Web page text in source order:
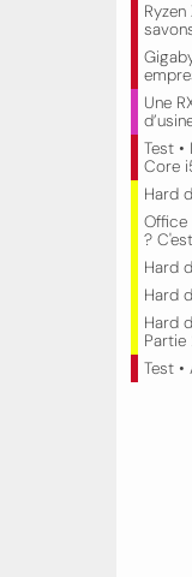
Une
Test
Core
Hard
Office
?
Hard
Hard
Hard
Partie
Test •